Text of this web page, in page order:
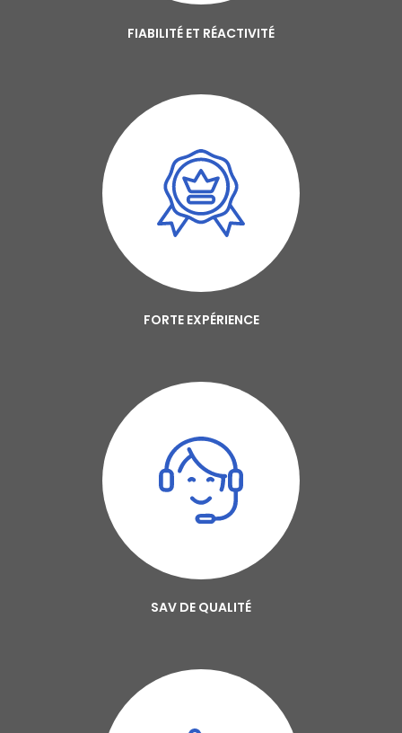
FIABILITÉ ET RÉACTIVITÉ
FORTE EXPÉRIENCE
SAV DE QUALITÉ